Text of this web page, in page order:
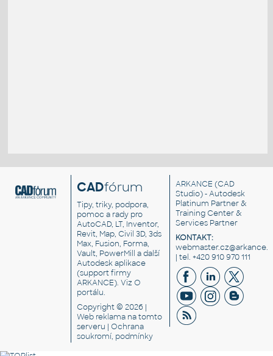
CADfórum
Tipy, triky, podpora,
pomoc a rady pro
AutoCAD, LT, Inventor,
Revit, Map, Civil 3D, 3ds
Max, Fusion, Forma,
Vault, PowerMill a další
Autodesk aplikace
(support firmy
ARKANCE). VizO
portálu.
Copyright © 2026 |
Web reklama na tomto
serveru |Ochrana
soukromí, podmínky
ARKANCE (CAD
Studio) - Autodesk
Platinum Partner &
Training Center &
Services Partner
KONTAKT:
| tel. +420 910 970 111